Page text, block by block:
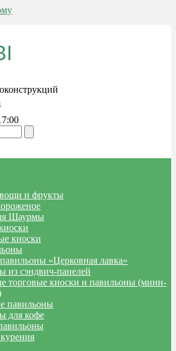
и фрукты
Шаурмы
киоски
«Церковная лавка»
из сэндвич-панелей
торговые киоски и павильоны (мини-
павильоны
для кофе